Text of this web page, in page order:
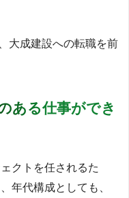
大成建設への転職を前
ある仕事ができ
クトを任されるた
年代構成としても、